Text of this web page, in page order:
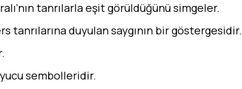
tanrılarla eşit görüldüğünü simgeler.
tanrılarına duyulan saygının bir göstergesidir.
sembolleridir.